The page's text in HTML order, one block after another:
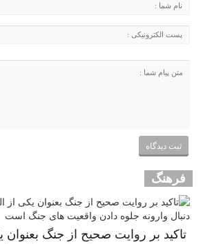
فرهنگ
تاکید بر روایت صحیح از جنگ بعنوان